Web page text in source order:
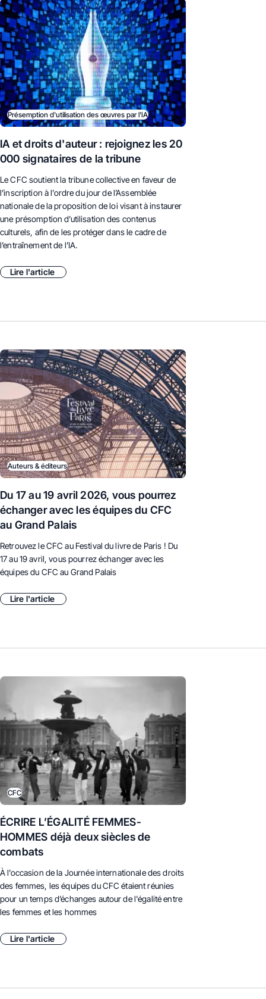
Présemption d'utilisation des œuvres par l'IA
IA et droits d'auteur : rejoignez les 20
000 signataires de la tribune
Le CFC soutient la tribune collective en faveur de
l’inscription à l’ordre du jour de l’Assemblée
nationale de la proposition de loi visant à instaurer
une présomption d’utilisation des contenus
culturels, afin de les protéger dans le cadre de
l’entraînement de l’IA.
Lire l'article
Auteurs & éditeurs
Du 17 au 19 avril 2026, vous pourrez
échanger avec les équipes du CFC
au Grand Palais
Retrouvez le CFC au Festival du livre de Paris ! Du
17 au 19 avril, vous pourrez échanger avec les
équipes du CFC au Grand Palais
Lire l'article
CFC
ÉCRIRE L’ÉGALITÉ FEMMES-
HOMMES déjà deux siècles de
combats
À l’occasion de la Journée internationale des droits
des femmes, les équipes du CFC étaient réunies
pour un temps d’échanges autour de l'égalité entre
les femmes et les hommes
Lire l'article